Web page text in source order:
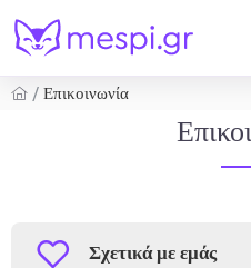
Αναζήτηση
Επικοινωνία
Σχετικά με εμάς